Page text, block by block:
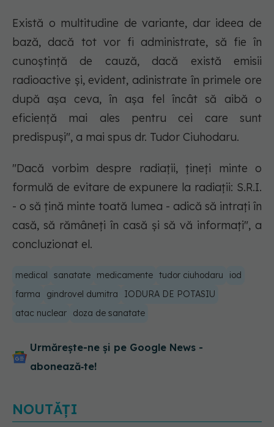
Există o multitudine de variante, dar ideea de
bază, dacă tot vor fi administrate, să fie în
cunoștință de cauză, dacă există emisii
radioactive și, evident, adinistrate în primele ore
după așa ceva, în așa fel încât să aibă o
eficiență mai ales pentru cei care sunt
predispuși", a mai spus dr. Tudor Ciuhodaru.
"Dacă vorbim despre radiații, țineți minte o
formulă de evitare de expunere la radiații: S.R.I.
- o să țină minte toată lumea - adică să intrați în
casă, să rămâneți în casă și să vă informați", a
concluzionat el.
medical sanatate medicamente tudor ciuhodaru
iod
farma
gindrovel dumitra
IODURA DE POTASIU
atac nuclear
doza de sanatate
Urmărește-ne și pe Google News -
abonează‑te!
NOUTĂȚI